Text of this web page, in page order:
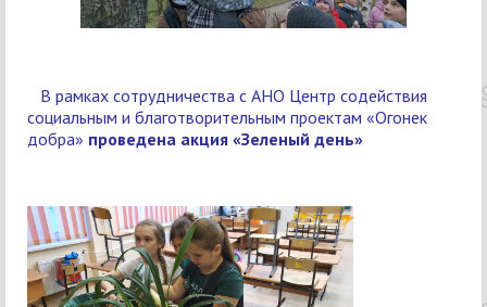
В рамках сотрудничества с АНО Центр содействия
социальным и благотворительным проектам «Огонек
добра» проведена акция «Зеленый день»